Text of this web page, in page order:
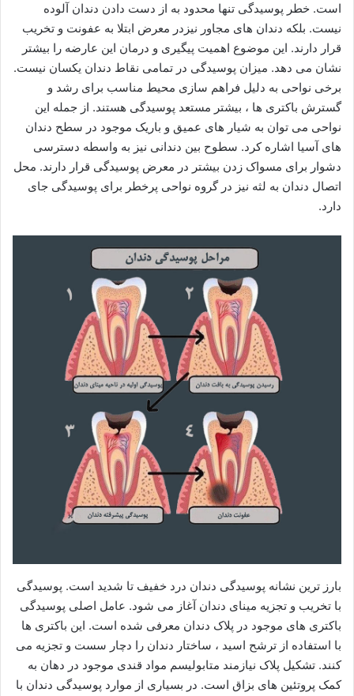
است. خطر پوسیدگی تنها محدود به از دست دادن دندان آلوده
نیست. بلکه دندان های مجاور نیزدر معرض ابتلا به عفونت و تخریب
قرار دارند. این موضوع اهمیت پیگیری و درمان این عارضه را بیشتر
نشان می دهد. میزان پوسیدگی در تمامی نقاط دندان یکسان نیست.
برخی نواحی به دلیل فراهم سازی محیط مناسب برای رشد و
گسترش باکتری ها ، بیشتر مستعد پوسیدگی هستند. از جمله این
نواحی می توان به شیار های عمیق و باریک موجود در سطح دندان
های آسیا اشاره کرد. سطوح بین دندانی نیز به واسطه دسترسی
دشوار برای مسواک زدن بیشتر در معرض پوسیدگی قرار دارند. محل
اتصال دندان به لثه نیز در گروه نواحی پرخطر برای پوسیدگی جای
دارد.
بارز ترین نشانه پوسیدگی دندان درد خفیف تا شدید است. پوسیدگی
با تخریب و تجزیه مینای دندان آغاز می شود. عامل اصلی پوسیدگی
باکتری های موجود در پلاک دندان معرفی شده است. این باکتری ها
با استفاده از ترشح اسید ، ساختار دندان را دچار سست و تجزیه می
کنند. تشکیل پلاک نیازمند متابولیسم مواد قندی موجود در دهان به
کمک پروتئین های بزاق است. در بسیاری از موارد پوسیدگی دندان با